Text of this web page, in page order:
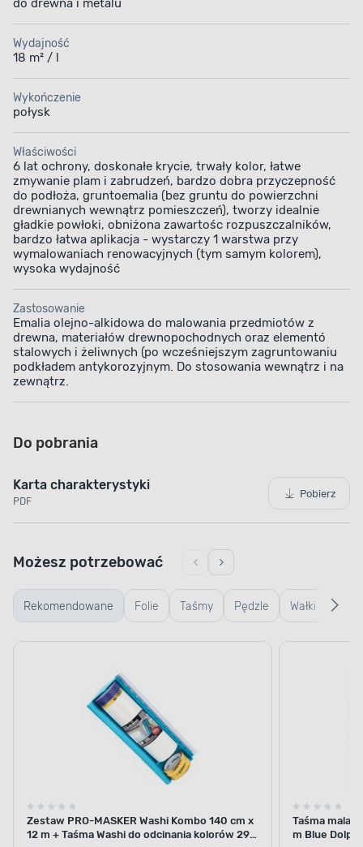
do drewna i metalu
Wydajność
18 m² / l
Wykończenie
połysk
Właściwości
6 lat ochrony, doskonałe krycie, trwały kolor, łatwe
zmywanie plam i zabrudzeń, bardzo dobra przyczepność
do podłoża, gruntoemalia (bez gruntu do powierzchni
drewnianych wewnątrz pomieszczeń), tworzy idealnie
gładkie powłoki, obniżona zawartośc rozpuszczalników,
bardzo łatwa aplikacja - wystarczy 1 warstwa przy
wymalowaniach renowacyjnych (tym samym kolorem),
wysoka wydajność
Zastosowanie
Emalia olejno-alkidowa do malowania przedmiotów z
drewna, materiałów drewnopochodnych oraz elementó
stalowych i żeliwnych (po wcześniejszym zagruntowaniu
podkładem antykorozyjnym. Do stosowania wewnątrz i na
zewnątrz.
Do pobrania
Karta charakterystyki
PDF
Pobierz
Rekomendowane Folie Taśmy Pędzle Wałki
Możesz potrzebować
Zestaw PRO-MASKER Washi Kombo 140 cm x
12 m + Taśma Washi do odcinania kolorów 29
Taśma
m Blue